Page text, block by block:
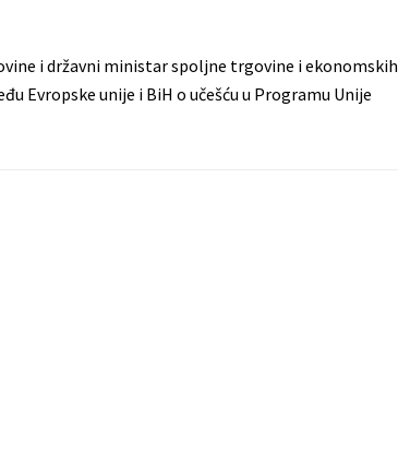
i državni ministar spoljne trgovine i ekonomskih
Evropske unije i BiH o učešću u Programu Unije